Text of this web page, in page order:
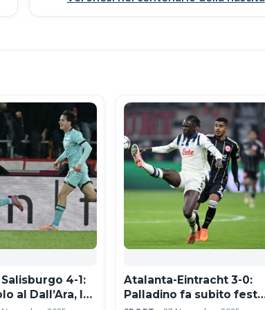
4-1:
al Dall’Ara, la
Atalanta-Eintracht 3-0:
Palladino fa subito festa